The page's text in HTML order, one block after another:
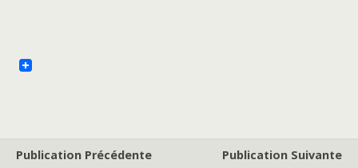
Publication Précédente
Publication Suivante